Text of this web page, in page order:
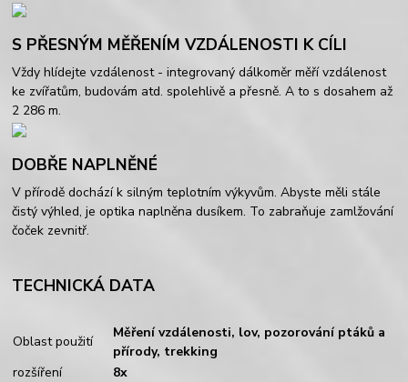
S PŘESNÝM MĚŘENÍM VZDÁLENOSTI K CÍLI
Vždy hlídejte vzdálenost - integrovaný dálkoměr měří vzdálenost
ke zvířatům, budovám atd. spolehlivě a přesně. A to s dosahem až
2 286 m.
DOBŘE NAPLNĚNÉ
V přírodě dochází k silným teplotním výkyvům. Abyste měli stále
čistý výhled, je optika naplněna dusíkem. To zabraňuje zamlžování
čoček zevnitř.
TECHNICKÁ DATA
Oblast použití
Měření vzdálenosti, lov, pozorování ptáků a
přírody, trekking
rozšíření
8x